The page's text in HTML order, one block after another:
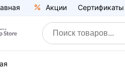
Акции Сертификаты